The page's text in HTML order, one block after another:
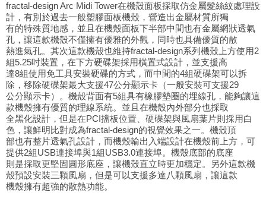
fractal-design Arc Midi Tower在機殼面板採取仿金屬髮絲紋處理設
計，有別於過去一般塑膠面板機殼，營造出金屬材質所獨
有的特殊質地感，並且在機殼面板下半部中間也有金屬網狀透氣
孔，讓這款機殼不僅擁有優雅的外觀，同時也具備優質的散
熱進氣孔。其次這款機殼也維持fractal-design系列機殼上方使用2
組5.25吋裝置，在下方硬碟架採用橫置式設計，並支援高
達8組使用免工具安裝硬碟的方式，而中間的4組硬碟架可以拆
除，移除硬碟架最大支援47公分顯示卡（一般安裝可支援29
公分顯示卡）。機殼背面有5組具有橡膠墊圈的埋線孔，能夠讓這
款機殼擁有優質的理線系統。並且在機殼內外部分也採取
全黑化設計，但是在PCI擋板位置、硬碟架與風扇葉片則採用白
色，讓鮮明比對成為fractal-design的視覺效果之一。機殼頂
部也有整片透氣孔設計，而機殼輸出入端設計在機殼前上方，可
提供2組USB連接埠與1組USB3.0連接埠。機殼底部的底座
則是採取更堅固圓形底座，讓機殼直立時更加穩定。另外這款機
殼預設安裝三顆風扇，但是可以支援多達八顆風扇，讓這款
機殼擁有超強的散熱功能。